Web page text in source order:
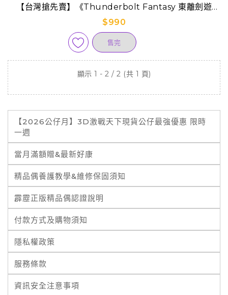
【台灣搶先賣】《Thunderbolt Fantasy 東離劍遊
紀》-Moments-
$990
售完
顯示 1 - 2 / 2 (共 1 頁)
【2026公仔月】3D激戰天下現貨公仔最強優惠 限時
一週
當月滿額贈&最新好康
精品偶養護教學&維修保固須知
霹靂正版精品偶認證說明
付款方式及購物須知
隱私權政策
服務條款
資訊安全注意事項